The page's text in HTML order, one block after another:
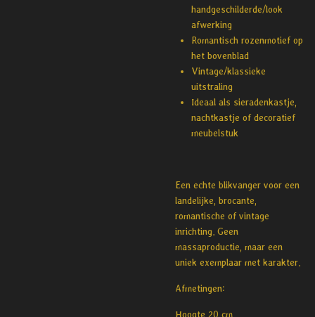
handgeschilderde/look
afwerking
Romantisch rozenmotief op
het bovenblad
Vintage/klassieke
uitstraling
Ideaal als sieradenkastje,
nachtkastje of decoratief
meubelstuk
Een echte blikvanger voor een
landelijke, brocante,
romantische of vintage
inrichting. Geen
massaproductie, maar een
uniek exemplaar met karakter.
Afmetingen:
Hoogte 20 cm